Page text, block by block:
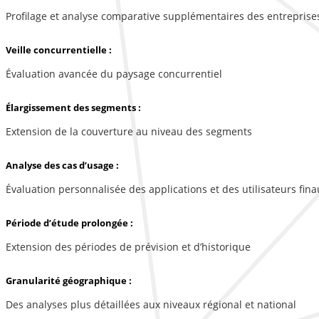
Profilage et analyse comparative supplémentaires des
Veille concurrentielle :
Évaluation avancée du paysage concurrentiel
Élargissement des segments :
Extension de la couverture au niveau des segments
Analyse des cas d’usage :
Évaluation personnalisée des applications et des utilisateurs
Période d’étude prolongée :
Extension des périodes de prévision et d’historique
Granularité géographique :
Des analyses plus détaillées aux niveaux régional et national